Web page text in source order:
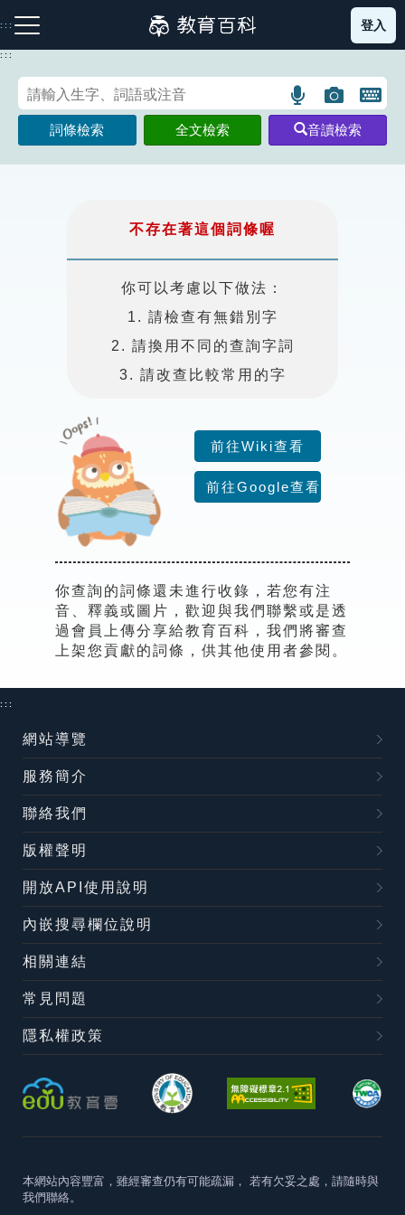
到
主
:::
注音索引圖示 筆畫索引圖示 部首索引表圖示
索引選單
知識索引
單字索引
生命大百科索引
教學應用
登入
:::
語
言
搜
尋
圖
片
搜
尋
開
鍵
盤
詞條檢索 全文檢索 音讀檢索
不存在著這個詞條喔
你可以考慮以下做法：
1. 請檢查有無錯別字
2. 請換用不同的查詢字詞
3. 請改查比較常用的字
前往Wiki查看
前往Google查看
你查詢的詞條還未進行收錄，若您有注
音、釋義或圖片，歡迎與我們聯繫或是透
過會員上傳分享給教育百科，我們將審查
上架您貢獻的詞條，供其他使用者參閱。
:::
網站導覽
服務簡介
聯絡我們
版權聲明
開放API使用說明
內嵌搜尋欄位說明
相關連結
常見問題
隱私權政策
本網站內容豐富，雖經審查仍有可能疏漏， 若有欠妥之處，請隨時與
我們聯絡。